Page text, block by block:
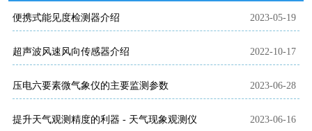
便携式能见度检测器介绍 2023-05-19
超声波风速风向传感器介绍 2022-10-17
压电六要素微气象仪的主要监测参数 2023-06-28
提升天气观测精度的利器 - 天气现象观测仪 2023-06-16